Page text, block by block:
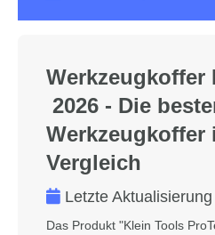
Werkzeugkoffer
2026 - Die
Werkzeugkoffer
Vergleich
Letzte
Das Produkt "Klein Tools